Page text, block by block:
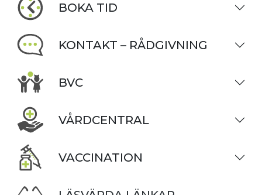
BOKA TID
KONTAKT – RÅDGIVNING
BVC
VÅRDCENTRAL
VACCINATION